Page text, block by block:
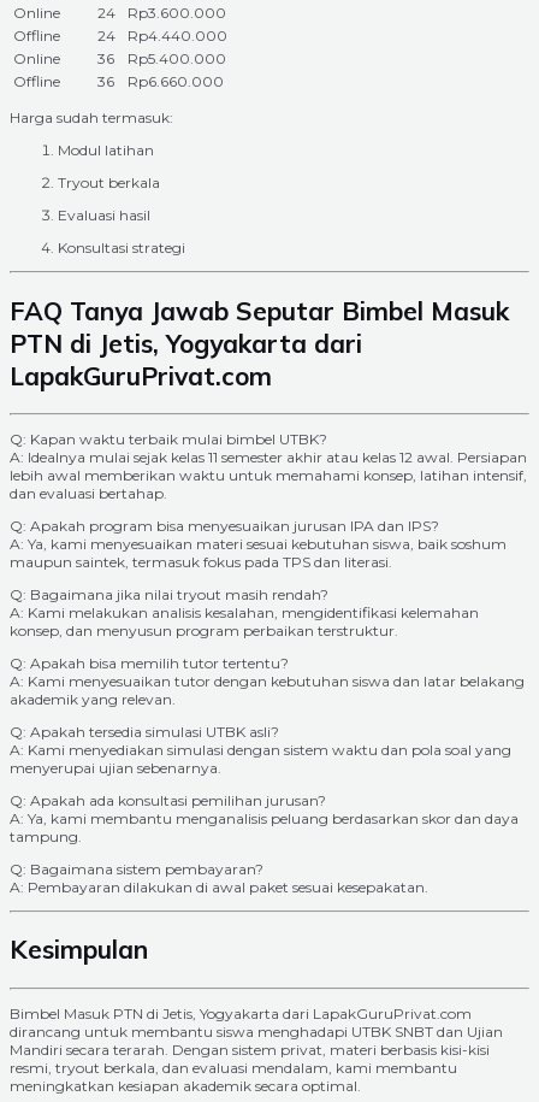
Online
24
Rp3.600.000
Offline
24
Rp4.440.000
Online
36
Rp5.400.000
Offline
36
Rp6.660.000
Harga sudah termasuk:
Modul latihan
Tryout berkala
Evaluasi hasil
Konsultasi strategi
FAQ Tanya Jawab Seputar Bimbel Masuk
PTN di Jetis, Yogyakarta dari
LapakGuruPrivat.com
Q: Kapan waktu terbaik mulai bimbel UTBK?
A: Idealnya mulai sejak kelas 11 semester akhir atau kelas 12 awal. Persiapan
lebih awal memberikan waktu untuk memahami konsep, latihan intensif,
dan evaluasi bertahap.
Q: Apakah program bisa menyesuaikan jurusan IPA dan IPS?
A: Ya, kami menyesuaikan materi sesuai kebutuhan siswa, baik soshum
maupun saintek, termasuk fokus pada TPS dan literasi.
Q: Bagaimana jika nilai tryout masih rendah?
A: Kami melakukan analisis kesalahan, mengidentifikasi kelemahan
konsep, dan menyusun program perbaikan terstruktur.
Q: Apakah bisa memilih tutor tertentu?
A: Kami menyesuaikan tutor dengan kebutuhan siswa dan latar belakang
akademik yang relevan.
Q: Apakah tersedia simulasi UTBK asli?
A: Kami menyediakan simulasi dengan sistem waktu dan pola soal yang
menyerupai ujian sebenarnya.
Q: Apakah ada konsultasi pemilihan jurusan?
A: Ya, kami membantu menganalisis peluang berdasarkan skor dan daya
tampung.
Q: Bagaimana sistem pembayaran?
A: Pembayaran dilakukan di awal paket sesuai kesepakatan.
Kesimpulan
Bimbel Masuk PTN di Jetis, Yogyakarta dari LapakGuruPrivat.com
dirancang untuk membantu siswa menghadapi UTBK SNBT dan Ujian
Mandiri secara terarah. Dengan sistem privat, materi berbasis kisi-kisi
resmi, tryout berkala, dan evaluasi mendalam, kami membantu
meningkatkan kesiapan akademik secara optimal.